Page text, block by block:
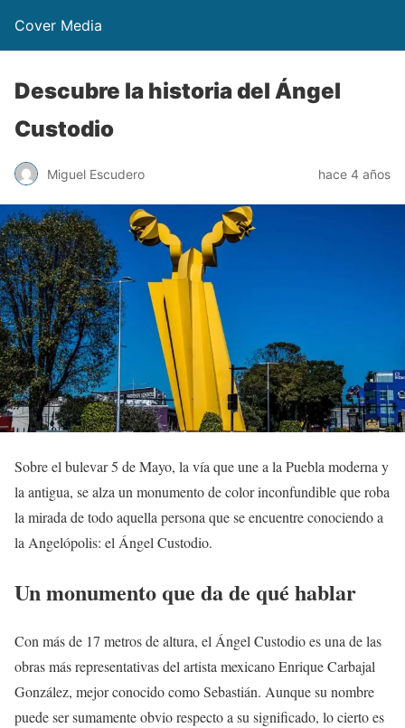
Cover Media
Descubre la historia del Ángel
Custodio
Miguel Escudero hace 4 años
Sobre el bulevar 5 de Mayo, la vía que une a la Puebla moderna y
la antigua, se alza un monumento de color inconfundible que roba
la mirada de todo aquella persona que se encuentre conociendo a
la Angelópolis: el Ángel Custodio.
Un monumento que da de qué hablar
Con más de 17 metros de altura, el Ángel Custodio es una de las
obras más representativas del artista mexicano Enrique Carbajal
González, mejor conocido como Sebastián. Aunque su nombre
puede ser sumamente obvio respecto a su significado, lo cierto es